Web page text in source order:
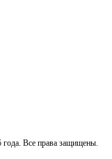
Все права защищены.